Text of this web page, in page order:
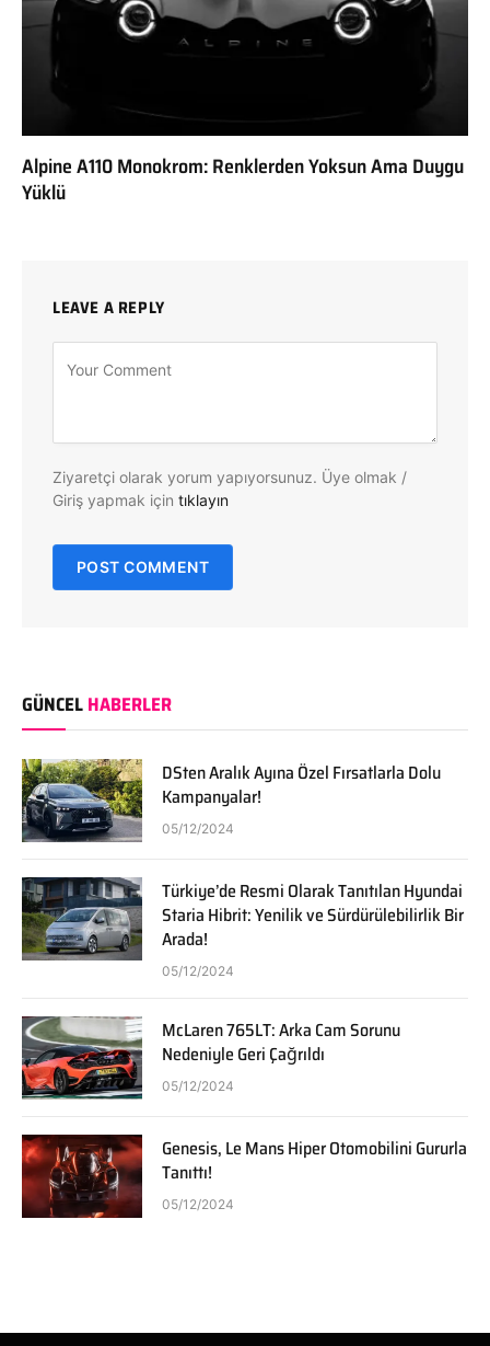
Alpine A110 Monokrom: Renklerden Yoksun Ama Duygu
Yüklü
LEAVE A REPLY
Ziyaretçi olarak yorum yapıyorsunuz. Üye olmak /
Giriş yapmak için tıklayın
GÜNCELHABERLER
DSten Aralık Ayına Özel Fırsatlarla Dolu
Kampanyalar!
05/12/2024
Türkiye’de Resmi Olarak Tanıtılan Hyundai
Staria Hibrit: Yenilik ve Sürdürülebilirlik Bir
Arada!
05/12/2024
McLaren 765LT: Arka Cam Sorunu
Nedeniyle Geri Çağrıldı
05/12/2024
Genesis, Le Mans Hiper Otomobilini Gururla
Tanıttı!
05/12/2024